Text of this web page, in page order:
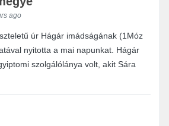
ago
úr Hágár imádságának (1Móz
nyitotta a mai napunkat. Hágár
szolgálólánya volt, akit Sára